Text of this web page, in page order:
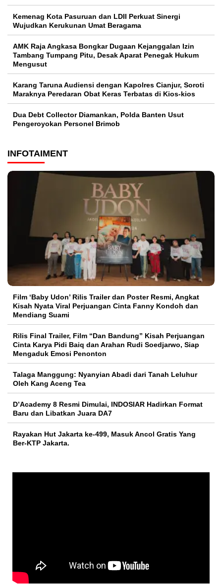
Kemenag Kota Pasuruan dan LDII Perkuat Sinergi
Wujudkan Kerukunan Umat Beragama
AMK Raja Angkasa Bongkar Dugaan Kejanggalan Izin
Tambang Tumpang Pitu, Desak Aparat Penegak Hukum
Mengusut
Karang Taruna Audiensi dengan Kapolres Cianjur, Soroti
Maraknya Peredaran Obat Keras Terbatas di Kios-kios
Dua Debt Collector Diamankan, Polda Banten Usut
Pengeroyokan Personel Brimob
INFOTAIMENT
Film ‘Baby Udon’ Rilis Trailer dan Poster Resmi, Angkat
Kisah Nyata Viral Perjuangan Cinta Fanny Kondoh dan
Mendiang Suami
Rilis Final Trailer, Film “Dan Bandung” Kisah Perjuangan
Cinta Karya Pidi Baiq dan Arahan Rudi Soedjarwo, Siap
Mengaduk Emosi Penonton
Talaga Manggung: Nyanyian Abadi dari Tanah Leluhur
Oleh Kang Aceng Tea
D’Academy 8 Resmi Dimulai, INDOSIAR Hadirkan Format
Baru dan Libatkan Juara DA7
Rayakan Hut Jakarta ke-499, Masuk Ancol Gratis Yang
Ber-KTP Jakarta.